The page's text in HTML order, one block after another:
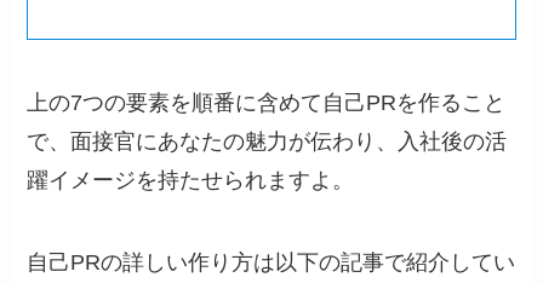
上の7つの要素を順番に含めて自己PRを作ること
で、面接官にあなたの魅力が伝わり、入社後の活
躍イメージを持たせられますよ。
自己PRの詳しい作り方は以下の記事で紹介してい